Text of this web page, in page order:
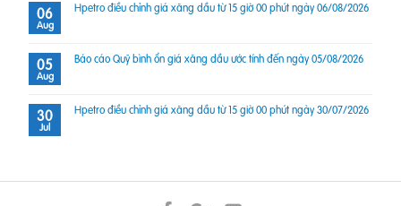
06
Aug
Hpetro điều chỉnh giá xăng dầu từ 15 giờ 00 phút ngày 06/08/2026
05
Aug
Báo cáo Quỹ bình ổn giá xăng dầu ước tính đến ngày 05/08/2026
30
Jul
Hpetro điều chỉnh giá xăng dầu từ 15 giờ 00 phút ngày 30/07/2026